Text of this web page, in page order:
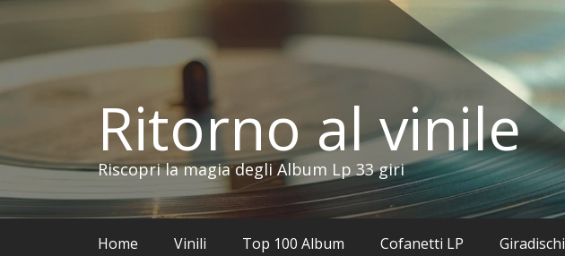
contenuto
Ritorno al vinile
Riscopri la magia degli Album Lp 33 giri
Home Vinili Top 100 Album Cofanetti LP Giradischi